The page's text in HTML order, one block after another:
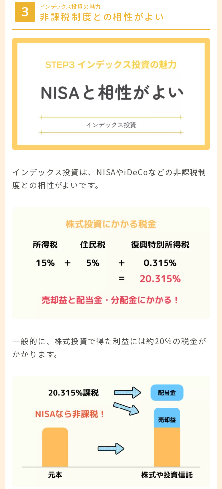
インデックス投資の魅力
非課税制度との相性がよい
インデックス投資は、NISAやiDeCoなどの非課税制
度との相性がよいです。
一般的に、株式投資で得た利益には約20％の税金が
かかります。